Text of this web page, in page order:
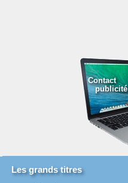
Contact
publicité
Les grands titres